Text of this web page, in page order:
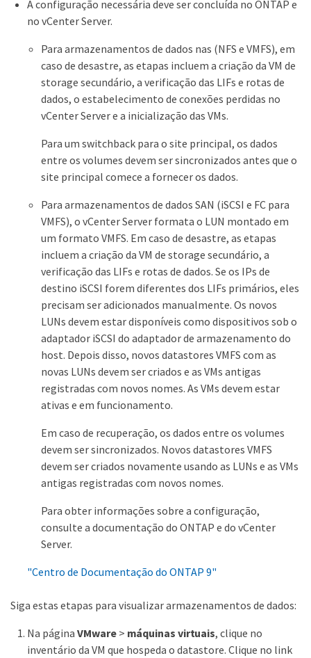
A configuração necessária deve ser concluída no ONTAP e
no vCenter Server.
Para armazenamentos de dados nas (NFS e VMFS), em
caso de desastre, as etapas incluem a criação da VM de
storage secundário, a verificação das LIFs e rotas de
dados, o estabelecimento de conexões perdidas no
vCenter Server e a inicialização das VMs.
Para um switchback para o site principal, os dados
entre os volumes devem ser sincronizados antes que o
site principal comece a fornecer os dados.
Para armazenamentos de dados SAN (iSCSI e FC para
VMFS), o vCenter Server formata o LUN montado em
um formato VMFS. Em caso de desastre, as etapas
incluem a criação da VM de storage secundário, a
verificação das LIFs e rotas de dados. Se os IPs de
destino iSCSI forem diferentes dos LIFs primários, eles
precisam ser adicionados manualmente. Os novos
LUNs devem estar disponíveis como dispositivos sob o
adaptador iSCSI do adaptador de armazenamento do
host. Depois disso, novos datastores VMFS com as
novas LUNs devem ser criados e as VMs antigas
registradas com novos nomes. As VMs devem estar
ativas e em funcionamento.
Em caso de recuperação, os dados entre os volumes
devem ser sincronizados. Novos datastores VMFS
devem ser criados novamente usando as LUNs e as VMs
antigas registradas com novos nomes.
Para obter informações sobre a configuração,
consulte a documentação do ONTAP e do vCenter
Server.
"Centro de Documentação do ONTAP 9"
Siga estas etapas para visualizar armazenamentos de dados:
Na página VMware> máquinas virtuais, clique no
inventário da VM que hospeda o datastore. Clique no link